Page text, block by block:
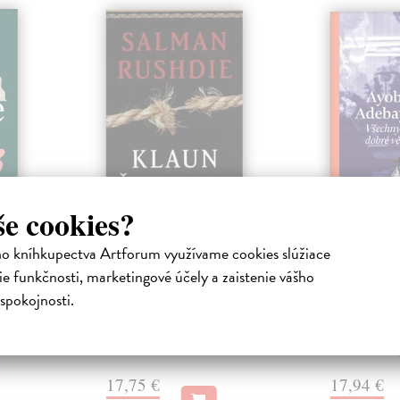
cookies?
kníhkupectva Artforum využívame cookies slúžiace
funkčnosti, marketingové účely a zaistenie vášho
Klaun Šalimar
Rushdie Salman| Kniha
Vše nasvědčuje politickému
pozadí činu, jehož pachatelem je
17,75 €
Adebayo
Eniola je na
vyspělý
dospělý
17,94 €